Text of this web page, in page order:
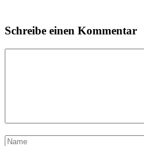
Schreibe einen Kommentar
Name